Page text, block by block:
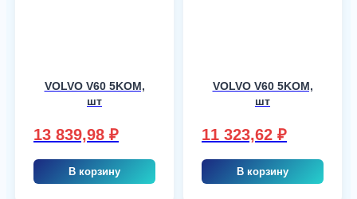
VOLVO V60 5KOM,
шт
13 839,98 ₽
В корзину
VOLVO V60 5KOM,
шт
11 323,62 ₽
В корзину